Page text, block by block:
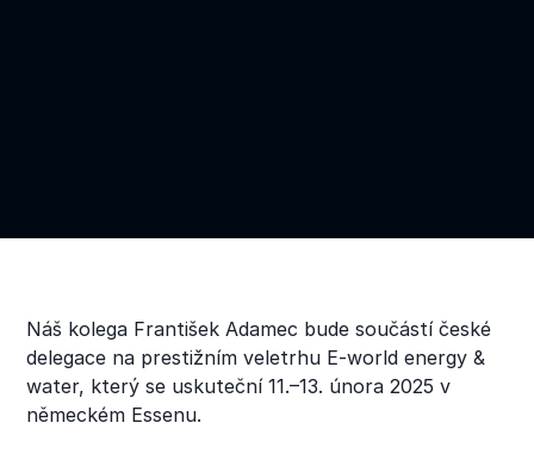
Náš kolega František Adamec bude součástí české
delegace na prestižním veletrhu E-world energy &
water, který se uskuteční 11.–13. února 2025 v
německém Essenu.